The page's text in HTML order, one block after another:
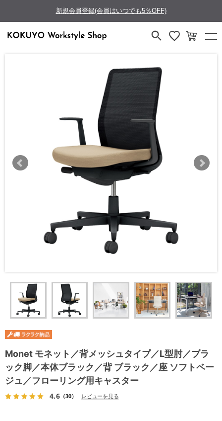
新規会員登録(会員はいつでも5％OFF)
Monet モネット／背メッシュタイプ／L型肘／ブラ
ック脚／本体ブラック／背 ブラック／座 ソフトベー
ジュ／フローリング用キャスター
4.6（30） レビューを見る